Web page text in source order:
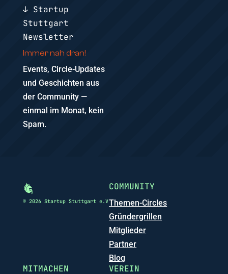
↓ Startup
Stuttgart
Newsletter
Immer nah dran!
Events, Circle-Updates
und Geschichten aus
der Community —
einmal im Monat, kein
Spam.
© 2026 Startup Stuttgart e.V
COMMUNITY
Themen-Circles
Gründergrillen
Mitglieder
Partner
Blog
MITMACHEN VEREIN